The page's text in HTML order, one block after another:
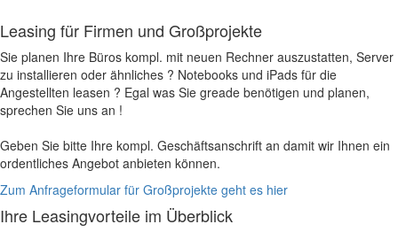
Leasing für Firmen und Großprojekte
Sie planen Ihre Büros kompl. mit neuen Rechner auszustatten, Server
zu installieren oder ähnliches ? Notebooks und iPads für die
Angestellten leasen ? Egal was Sie greade benötigen und planen,
sprechen Sie uns an !
Geben Sie bitte Ihre kompl. Geschäftsanschrift an damit wir Ihnen ein
ordentliches Angebot anbieten können.
Zum Anfrageformular für Großprojekte geht es hier
Ihre Leasingvorteile im Überblick